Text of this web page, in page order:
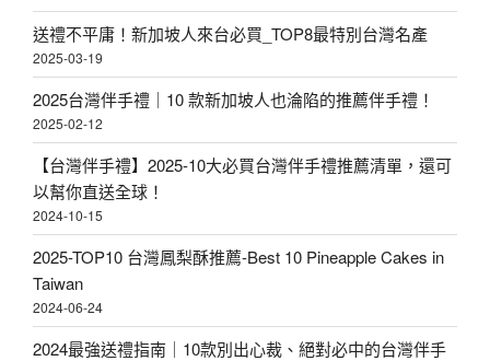
送禮不平庸！新加坡人來台必買_TOP8最特別台灣名產
2025-03-19
2025台灣伴手禮｜10 款新加坡人也淪陷的推薦伴手禮！
2025-02-12
【台灣伴手禮】2025-10大必買台灣伴手禮推薦清單，還可
以幫你直送全球！
2024-10-15
2025-TOP10 台灣鳳梨酥推薦-Best 10 Pineapple Cakes in
Taiwan
2024-06-24
2024最強送禮指南｜10款別出心裁、絕對必中的台灣伴手